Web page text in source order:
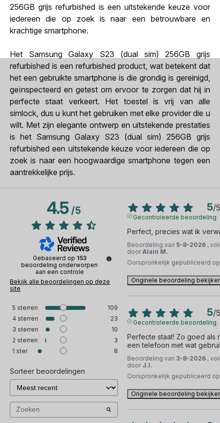
256GB grijs refurbished is een uitstekende keuze voor
iedereen die op zoek is naar een betrouwbare en
krachtige smartphone.
Het Samsung Galaxy S23 (dual sim) 256GB grijs
refurbished is een refurbished product, wat betekent dat
het een gebruikte smartphone is die grondig is gereinigd,
geïnspecteerd en getest om ervoor te zorgen dat hij in
perfecte staat verkeert. Het toestel is vrij van alle
simlock, dus u kunt het gebruiken met elke provider die u
wilt. Met zijn elegante ontwerp en uitstekende prestaties
is het Samsung Galaxy S23 (dual sim) 256GB grijs
refurbished een uitstekende keuze voor iedereen die op
zoek is naar een hoogwaardige smartphone tegen een
aantrekkelijke prijs.
4.5/5
Gebaseerd op 153
beoordeling onderworpen
aan een controle
Bekijk alle beoordelingen op deze
site
5 sterren
109
4 sterren
23
3 sterren
10
2 sterren
3
1 ster 8
Sorteer beoordelingen
5/5
Gecontroleerde beoordeling
Perfect, precies wat ik
Beoordeling van 5-8-2026 ,
door Alain M.
Oorspronkelijk gepubliceerd
Originele beoordeling
5/5
Gecontroleerde beoordeling
Perfecte staat! Zo goed als
een telefoon met wat
Beoordeling van 3-8-2026 ,
door J.I.
Oorspronkelijk gepubliceerd
Originele beoordeling